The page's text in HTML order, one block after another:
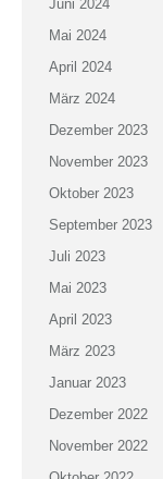
Juni 2024
Mai 2024
April 2024
März 2024
Dezember 2023
November 2023
Oktober 2023
September 2023
Juli 2023
Mai 2023
April 2023
März 2023
Januar 2023
Dezember 2022
November 2022